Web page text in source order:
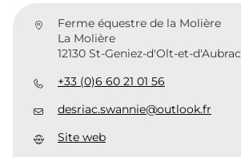
Ferme équestre de la Molière
La Molière
12130 St-Geniez-d'Olt-et-d'Aubrac
+33 (0)6 60 21 01 56
desriac.swannie@outlook.fr
Site web